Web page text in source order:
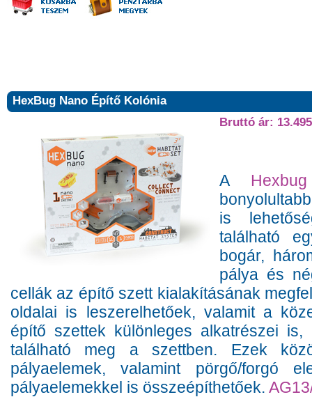
HexBug Nano Építő Kolónia
Bruttó ár:
A
is
található
bogár,
pálya és
cellák az építő szett kialakításának
oldalai is leszerelhetőek, valamit a
építő szettek különleges alkatrészei
található meg a szettben. Ezek
pályaelemek, valamint pörgő/forgó
pályaelemekkel is összeépíthetőek.